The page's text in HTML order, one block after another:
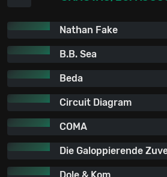
Nathan Fake
B.B. Sea
Beda
Circuit Diagram
COMA
Die Galoppierende